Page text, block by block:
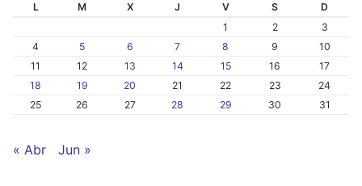
L M X J V S
D
1
2
3
4
5 6 7 8 9
10
11
12 13 14 15 16
17
18
19 20 21 22 23
24
25
26 27 28 29 30 31
« Abr Jun »